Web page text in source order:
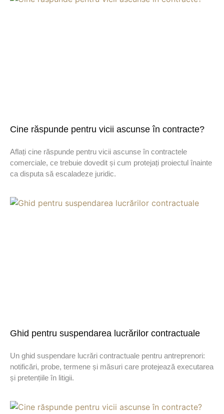
Cine răspunde pentru vicii ascunse în contracte?
Aflați cine răspunde pentru vicii ascunse în contractele
comerciale, ce trebuie dovedit și cum protejați proiectul înainte
ca disputa să escaladeze juridic.
Ghid pentru suspendarea lucrărilor contractuale
Un ghid suspendare lucrări contractuale pentru antreprenori:
notificări, probe, termene și măsuri care protejează executarea
și pretențiile în litigii.